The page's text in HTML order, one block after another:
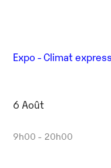
Expo - Climat express
6 Août
9h00 - 20h00